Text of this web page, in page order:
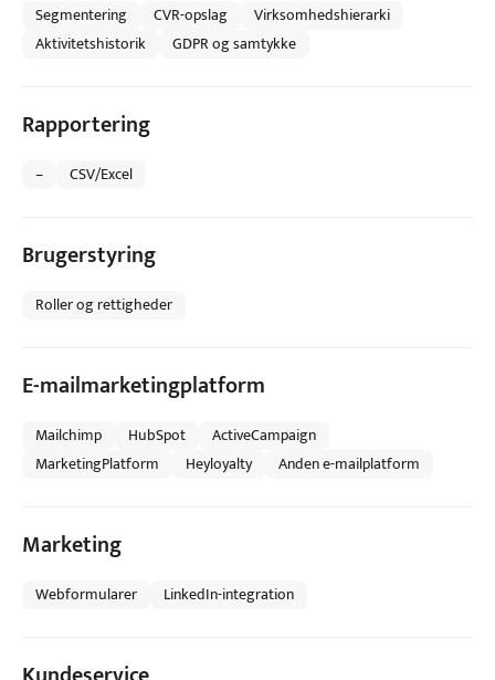
Segmentering CVR-opslag
Virksomhedshierarki
Aktivitetshistorik
GDPR og samtykke
Rapportering
– CSV/Excel
Brugerstyring
Roller og rettigheder
E-mailmarketingplatform
Mailchimp HubSpot
ActiveCampaign
MarketingPlatform
Heyloyalty Anden e-mailplatform
Marketing
Webformularer LinkedIn-integration